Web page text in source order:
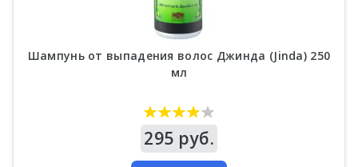
Шампунь от выпадения волос Джинда (Jinda) 250
мл
295 руб.